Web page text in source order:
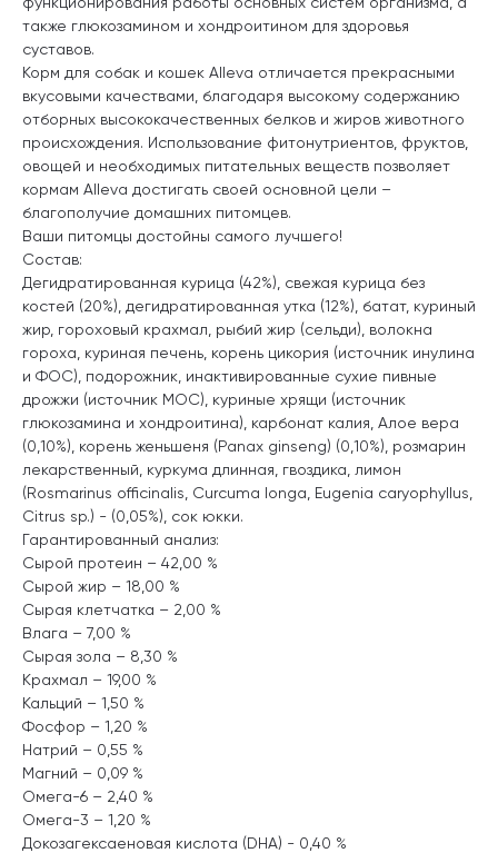
также глюкозамином и хондроитином для здоровья
суставов.
Корм для собак и кошек Alleva отличается прекрасными
вкусовыми качествами, благодаря высокому содержанию
отборных высококачественных белков и жиров животного
происхождения. Использование фитонутриентов, фруктов,
овощей и необходимых питательных веществ позволяет
кормам Alleva достигать своей основной цели –
благополучие домашних питомцев.
Ваши питомцы достойны самого лучшего!
Состав:
Дегидратированная курица (42%), свежая курица без
костей (20%), дегидратированная утка (12%), батат, куриный
жир, гороховый крахмал, рыбий жир (сельди), волокна
гороха, куриная печень, корень цикория (источник инулина
и ФОС), подорожник, инактивированные сухие пивные
дрожжи (источник МОС), куриные хрящи (источник
глюкозамина и хондроитина), карбонат калия, Алое вера
(0,10%), корень женьшеня (Panax ginseng) (0,10%), розмарин
лекарственный, куркума длинная, гвоздика, лимон
(Rosmarinus officinalis, Curcuma longa, Eugenia caryophyllus,
Citrus sp.) - (0,05%), сок юкки.
Гарантированный анализ:
Сырой протеин – 42,00 %
Сырой жир – 18,00 %
Сырая клетчатка – 2,00 %
Влага – 7,00 %
Сырая зола – 8,30 %
Крахмал – 19,00 %
Кальций – 1,50 %
Фосфор – 1,20 %
Натрий – 0,55 %
Магний – 0,09 %
Омега-6 – 2,40 %
Омега-3 – 1,20 %
Докозагексаеновая кислота (DHA) - 0,40 %